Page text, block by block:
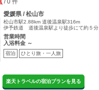
愛媛県 / 松山市
松山市駅2.88km 道後温泉駅316m
伊予鉄道 道後温泉駅より徒歩にて約５分
営業時間
入浴料金 ～
宿泊 ひとり旅・一人旅
楽天トラベルの宿泊プランを見る